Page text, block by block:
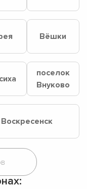
Вёшки
поселок
Внуково
Воскресенск